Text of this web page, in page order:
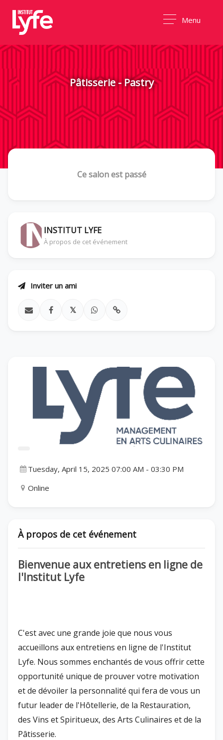
Menu
Pâtisserie - Pastry
Tuesday, April 15, 2025 07:00 AM - 03:30 PM
Online
À propos de cet événement
Bienvenue aux entretiens en ligne de
l'Institut Lyfe
C'est avec une grande joie que nous vous
accueillons aux entretiens en ligne de l'Institut
Lyfe. Nous sommes enchantés de vous offrir cette
opportunité unique de prouver votre motivation
et de dévoiler la personnalité qui fera de vous un
futur leader de l'Hôtellerie, de la Restauration,
des Vins et Spiritueux, des Arts Culinaires et de la
Pâtisserie.
Ce salon est passé
INSTITUT LYFE
À propos de cet événement
Inviter un ami
𝕏